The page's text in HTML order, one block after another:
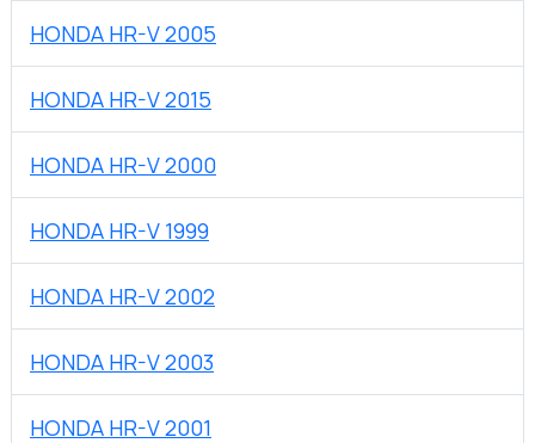
HONDA HR-V 2005
HONDA HR-V 2015
HONDA HR-V 2000
HONDA HR-V 1999
HONDA HR-V 2002
HONDA HR-V 2003
HONDA HR-V 2001